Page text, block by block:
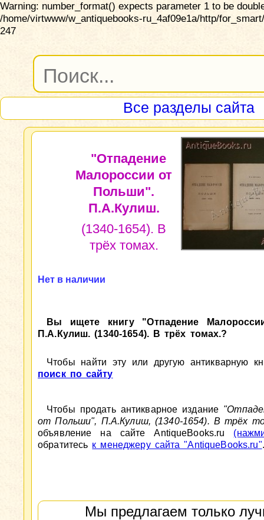
Warning: number_format() expects parameter 1 to be
/home/virtwww/w_antiquebooks-ru_4af09e1a/http/
247
Все разделы сайта
"Отпадение
Малороссии от
Польши".
П.А.Кулиш.
(1340-1654). В
трёх томах.
Нет в наличии
Вы ищете книгу "Отпадение
П.А.Кулиш. (1340-1654). В трёх томах.?
Чтобы найти эту или другую антикварную
поиск по сайту
Чтобы продать антикварное издание
от Польши", П.А.Кулиш, (1340-1654). В трёх
объявление на сайте AntiqueBooks.ru
обратитесь к менеджеру сайта "AntiqueBooks.ru".
Мы предлагаем только